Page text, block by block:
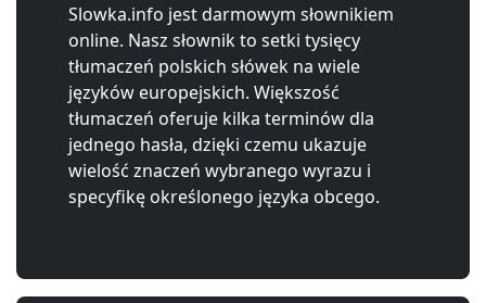
Slowka.info jest darmowym słownikiem
online. Nasz słownik to setki tysięcy
tłumaczeń polskich słówek na wiele
języków europejskich. Większość
tłumaczeń oferuje kilka terminów dla
jednego hasła, dzięki czemu ukazuje
wielość znaczeń wybranego wyrazu i
specyfikę określonego języka obcego.